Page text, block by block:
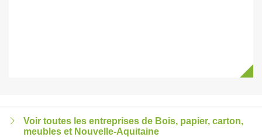
Voir toutes les entreprises de Bois, papier, carton,
meubles et Nouvelle-Aquitaine